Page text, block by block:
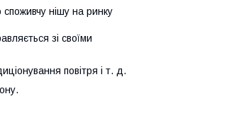
нішу на ринку
зі своїми
повітря і т. д.